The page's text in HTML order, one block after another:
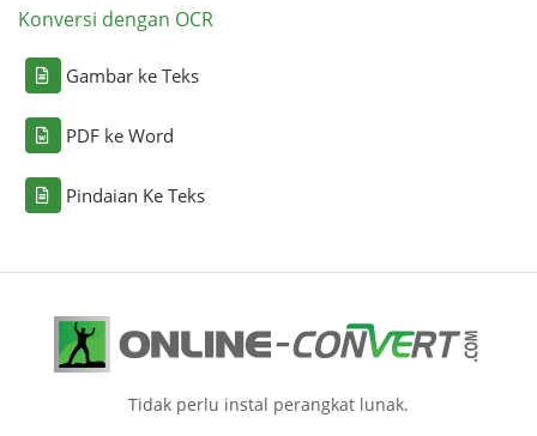
Konversi dengan OCR
Gambar ke Teks
PDF ke Word
Pindaian Ke Teks
Tidak perlu instal perangkat lunak.